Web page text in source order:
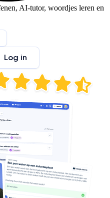
AI-tutor, woordjes leren en
Log in